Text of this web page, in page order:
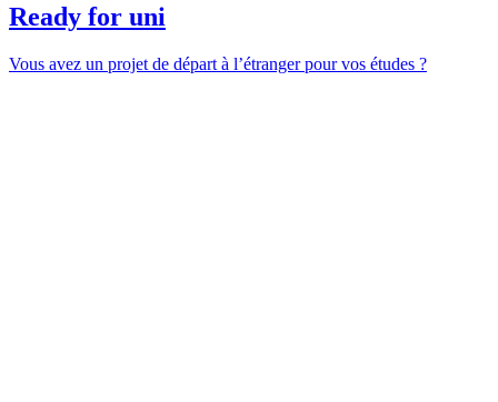
Ready for uni
Vous avez un projet de départ à l’étranger pour vos études ?